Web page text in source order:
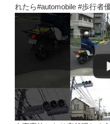
れたら#automobile #歩行者